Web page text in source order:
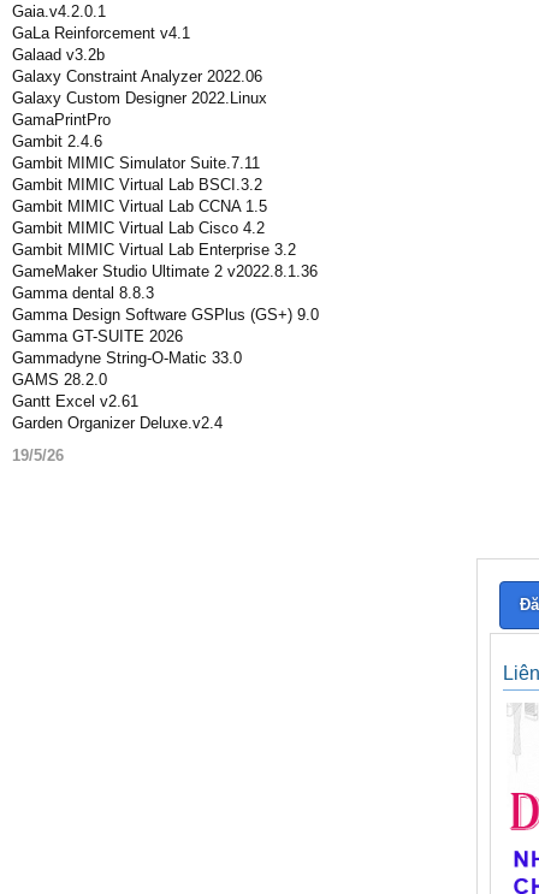
Gaia.v4.2.0.1
GaLa Reinforcement v4.1
Galaad v3.2b
Galaxy Constraint Analyzer 2022.06
Galaxy Custom Designer 2022.Linux
GamaPrintPro
Gambit 2.4.6
Gambit MIMIC Simulator Suite.7.11
Gambit MIMIC Virtual Lab BSCI.3.2
Gambit MIMIC Virtual Lab CCNA 1.5
Gambit MIMIC Virtual Lab Cisco 4.2
Gambit MIMIC Virtual Lab Enterprise 3.2
GameMaker Studio Ultimate 2 v2022.8.1.36
Gamma dental 8.8.3
Gamma Design Software GSPlus (GS+) 9.0
Gamma GT-SUITE 2026
Gammadyne String-O-Matic 33.0
GAMS 28.2.0
Gantt Excel v2.61
Garden Organizer Deluxe.v2.4
19/5/26